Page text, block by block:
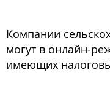
Компании
могут в онлайн-
имеющих